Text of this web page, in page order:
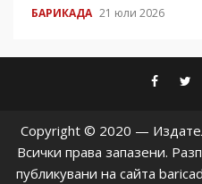
БАРИКАДА 21 юли 2026
Copyright © 2020 —
Всички права запазени.
публикувани на сайта